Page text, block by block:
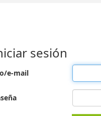
sesión
e-mail